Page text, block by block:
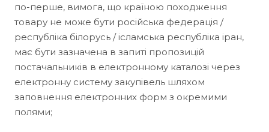
по-перше, вимога, що країною походження
товару не може бути російська федерація /
республіка білорусь / ісламська республіка іран,
має бути зазначена в запиті пропозицій
постачальників в електронному каталозі через
електронну систему закупівель шляхом
заповнення електронних форм з окремими
полями;